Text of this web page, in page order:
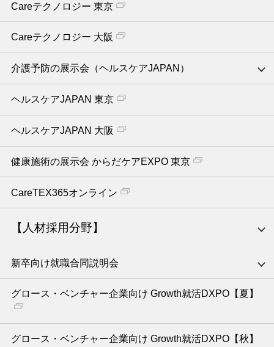
Careテクノロジー 東京
Careテクノロジー 大阪
介護予防の展示会（ヘルスケアJAPAN）
ヘルスケアJAPAN 東京
ヘルスケアJAPAN 大阪
健康施術の展示会 からだケアEXPO 東京
CareTEX365オンライン
【人材採用分野】
新卒向け就職合同説明会
グロース・ベンチャー企業向け Growth就活DXPO【夏】
グロース・ベンチャー企業向け Growth就活DXPO【秋】